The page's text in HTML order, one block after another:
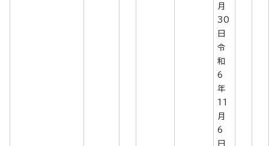
月
30
日
令
和
6
年
11
月
6
日